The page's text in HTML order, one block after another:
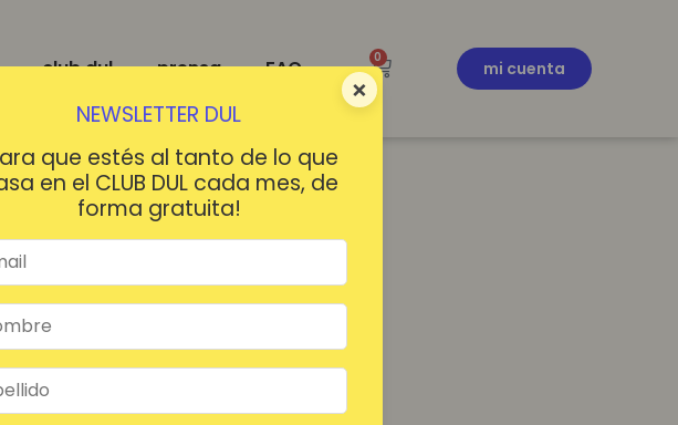
×
NEWSLETTER DUL
que estés al tanto de lo que
en el CLUB DUL cada mes, de
forma gratuita!
club dul prensa FAQ 0
mi cuenta